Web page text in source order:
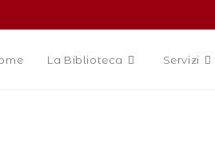
La Biblioteca Servizi